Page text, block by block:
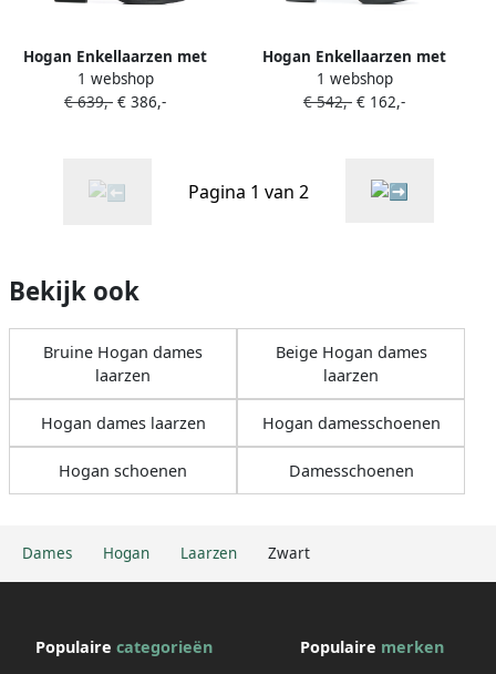
Dames Hogan Laarzen Zwart
Hogan Enkellaarzen met
rits Zwart
1 webshop
€ 639,- € 386,-
Hogan Enkellaarzen met
plateauzool Zwart
1 webshop
€ 542,- € 162,-
Pagina 1 van 2
Bekijk ook
Bruine Hogan dames
laarzen
Beige Hogan dames
laarzen
Hogan dames laarzen Hogan damesschoenen
Hogan schoenen Damesschoenen
Populaire categorieën Populaire merken